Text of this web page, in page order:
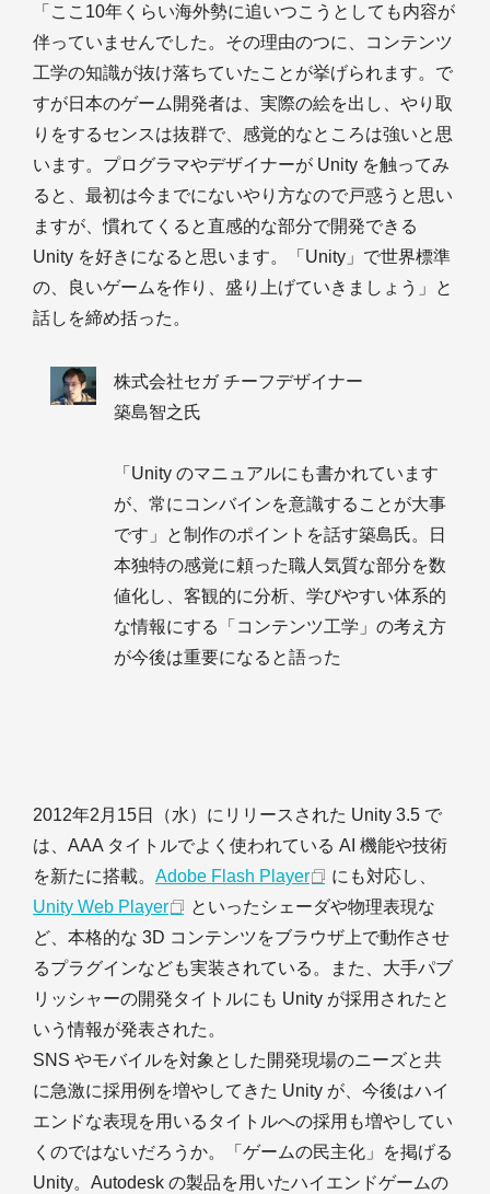
「ここ10年くらい海外勢に追いつこうとしても内容が
伴っていませんでした。その理由のつに、コンテンツ
工学の知識が抜け落ちていたことが挙げられます。で
すが日本のゲーム開発者は、実際の絵を出し、やり取
りをするセンスは抜群で、感覚的なところは強いと思
います。プログラマやデザイナーが Unity を触ってみ
ると、最初は今までにないやり方なので戸惑うと思い
ますが、慣れてくると直感的な部分で開発できる
Unity を好きになると思います。「Unity」で世界標準
の、良いゲームを作り、盛り上げていきましょう」と
話しを締め括った。
株式会社セガ チーフデザイナー
築島智之氏
「Unity のマニュアルにも書かれています
が、常にコンバインを意識することが大事
です」と制作のポイントを話す築島氏。日
本独特の感覚に頼った職人気質な部分を数
値化し、客観的に分析、学びやすい体系的
な情報にする「コンテンツ工学」の考え方
が今後は重要になると語った
2012年2月15日（水）にリリースされた Unity 3.5 で
は、AAA タイトルでよく使われている AI 機能や技術
を新たに搭載。 Adobe Flash Player
にも対応し、
Unity Web Player
といったシェーダや物理表現な
ど、本格的な 3D コンテンツをブラウザ上で動作させ
るプラグインなども実装されている。また、大手パブ
リッシャーの開発タイトルにも Unity が採用されたと
いう情報が発表された。
SNS やモバイルを対象とした開発現場のニーズと共
に急激に採用例を増やしてきた Unity が、今後はハイ
エンドな表現を用いるタイトルへの採用も増やしてい
くのではないだろうか。「ゲームの民主化」を掲げる
Unity。Autodesk の製品を用いたハイエンドゲームの